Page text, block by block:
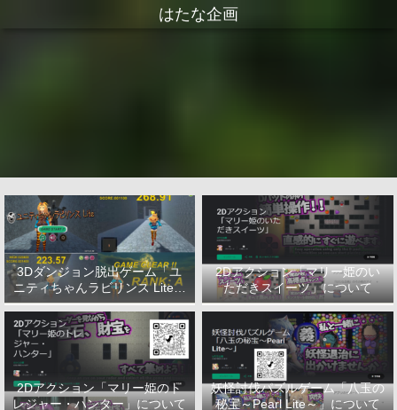
はたな企画
3Dダンジョン脱出ゲーム「ユ
ニティちゃんラビリンス Lite」
について
2Dアクション「マリー姫のい
ただきスイーツ」について
2Dアクション「マリー姫のト
レジャー・ハンター」について
妖怪討伐パズルゲーム「八玉の
秘宝～Pearl Lite～」について